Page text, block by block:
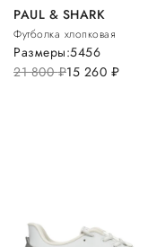
PAUL & SHARK
Футболка хлопковая
21 800руб.15 260 руб.
Размеры:5456